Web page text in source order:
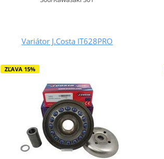
Variátor J.Costa IT628PRO
ZĽAVA 15%